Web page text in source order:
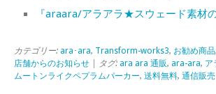
『araara/アラアラ★スウェード素材
カテゴリー: ara･ara, Transform-works3, お勧め商品,
店舗からのお知らせ | タグ: ara ara 通販, ara-ara, ア
ムートンライクペプラムパーカー, 送料無料, 通信販売